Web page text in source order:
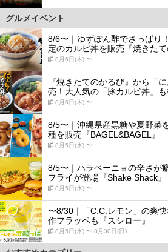
グルメイベント
8/6〜｜ゆずぽん酢でさっぱり
定のカルビ丼を販売『焼きたて
8月6日(木) 〜
『焼きたてのかるび』から「
売！大人気の「豚カルビ丼」
8月6日(木) 〜
8/5〜｜沖縄県産黒糖や夏野菜
種を販売『BAGEL&BAGEL』
8月5日(水) 〜
8/5〜｜ハラペーニョの辛さが
フライが登場『Shake Shack』
8月5日(水) 〜
〜8/30｜「C.C.レモン」の爽
作フラッペも『スシロー』
8月5日(水) 〜 8月30日(日)